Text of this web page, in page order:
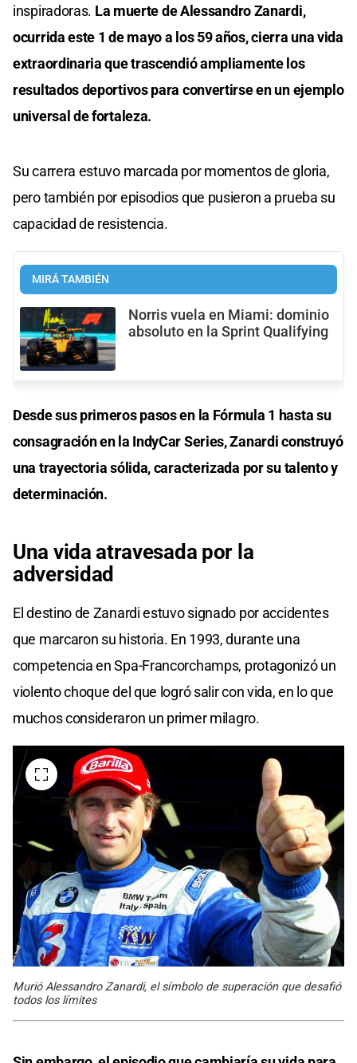
inspiradoras. La muerte de Alessandro Zanardi,
ocurrida este 1 de mayo a los 59 años, cierra una vida
extraordinaria que trascendió ampliamente los
resultados deportivos para convertirse en un ejemplo
universal de fortaleza.
Su carrera estuvo marcada por momentos de gloria,
pero también por episodios que pusieron a prueba su
capacidad de resistencia.
MIRÁ TAMBIÉN
Norris vuela en Miami: dominio
absoluto en la Sprint Qualifying
Desde sus primeros pasos en la Fórmula 1 hasta su
consagración en la IndyCar Series, Zanardi construyó
una trayectoria sólida, caracterizada por su talento y
determinación.
Una vida atravesada por la
adversidad
El destino de Zanardi estuvo signado por accidentes
que marcaron su historia. En 1993, durante una
competencia en Spa-Francorchamps, protagonizó un
violento choque del que logró salir con vida, en lo que
muchos consideraron un primer milagro.
Murió Alessandro Zanardi, el símbolo de superación que desafió
todos los límites